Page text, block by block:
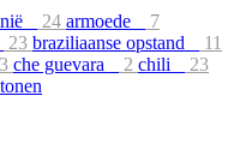
24 armoede
7
23 braziliaanse opstand
11
che guevara 2 chili
23